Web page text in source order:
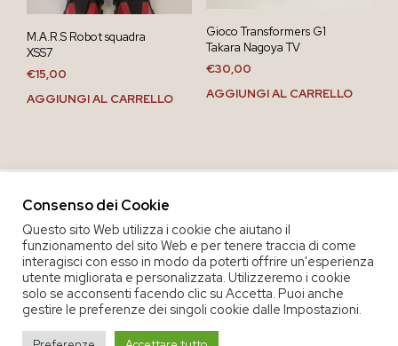
M.A.R.S Robot squadra
XSS7
€15,00
AGGIUNGI AL CARRELLO
Gioco Transformers G1
Takara Nagoya TV
€30,00
AGGIUNGI AL CARRELLO
COPYRIGHT 2020 COOP. SOC. OFFICINA 68 |
Consenso dei Cookie
Questo sito Web utilizza i cookie che aiutano il
funzionamento del sito Web e per tenere traccia di come
interagisci con esso in modo da poterti offrire un'esperienza
utente migliorata e personalizzata. Utilizzeremo i cookie
solo se acconsenti facendo clic su Accetta. Puoi anche
gestire le preferenze dei singoli cookie dalle Impostazioni.